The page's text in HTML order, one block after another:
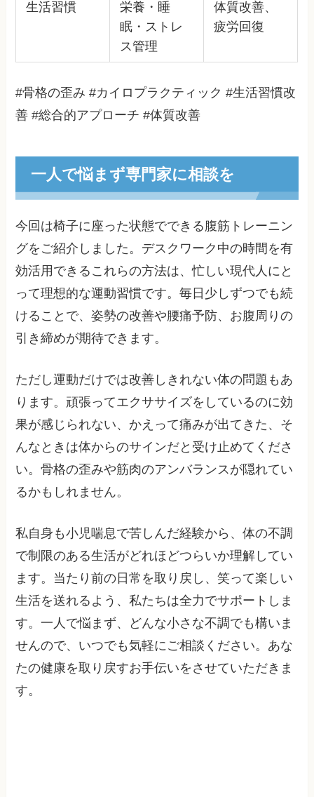
生活習慣
栄養・睡
眠・ストレ
ス管理
体質改善、
疲労回復
#骨格の歪み #カイロプラクティック #生活習慣改
善 #総合的アプローチ #体質改善
一人で悩まず専門家に相談を
今回は椅子に座った状態でできる腹筋トレーニン
グをご紹介しました。デスクワーク中の時間を有
効活用できるこれらの方法は、忙しい現代人にと
って理想的な運動習慣です。毎日少しずつでも続
けることで、姿勢の改善や腰痛予防、お腹周りの
引き締めが期待できます。
ただし運動だけでは改善しきれない体の問題もあ
ります。頑張ってエクササイズをしているのに効
果が感じられない、かえって痛みが出てきた、そ
んなときは体からのサインだと受け止めてくださ
い。骨格の歪みや筋肉のアンバランスが隠れてい
るかもしれません。
私自身も小児喘息で苦しんだ経験から、体の不調
で制限のある生活がどれほどつらいか理解してい
ます。当たり前の日常を取り戻し、笑って楽しい
生活を送れるよう、私たちは全力でサポートしま
す。一人で悩まず、どんな小さな不調でも構いま
せんので、いつでも気軽にご相談ください。あな
たの健康を取り戻すお手伝いをさせていただきま
す。